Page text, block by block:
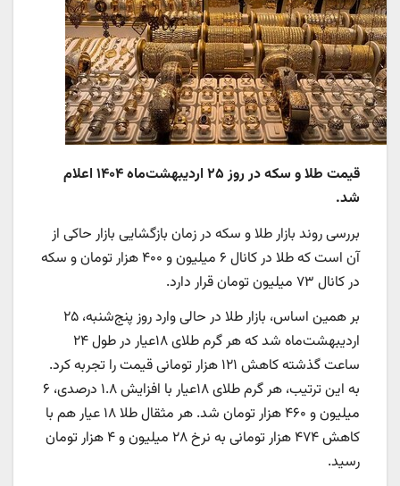
قیمت طلا و سکه در روز ۲۵ اردیبهشت‌ماه ۱۴۰۴ اعلام
شد.
بررسی روند بازار طلا و سکه در زمان بازگشایی بازار حاکی از
آن است که طلا در کانال ۶ میلیون و ۴۰۰ هزار تومان و سکه
در کانال ۷۳ میلیون تومان قرار دارد.
بر همین اساس، بازار طلا در حالی وارد روز پنج‌شنبه، ۲۵
اردیبهشت‌ماه شد که هر گرم طلای ۱۸عیار در طول ۲۴
ساعت گذشته کاهش ۱۲۱ هزار تومانی قیمت را تجربه کرد.
به این ترتیب، هر گرم طلای ۱۸عیار با افزایش ۱.۸ درصدی، ۶
میلیون و ۴۶۰ هزار تومان شد. هر مثقال طلا ۱۸ عیار هم با
کاهش ۴۷۴ هزار تومانی به نرخ ۲۸ میلیون و ۴ هزار تومان
رسید.